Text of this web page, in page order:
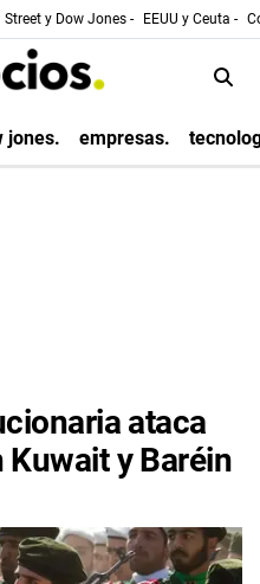
Street y Dow Jones - EEUU y Ceuta -
jones. empresas.
ataca
Kuwait y Baréin